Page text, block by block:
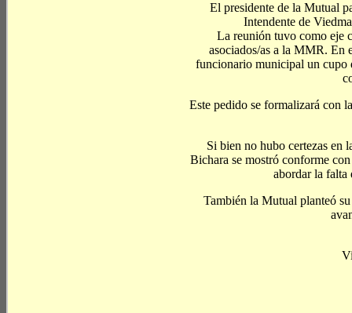
El presidente de la Mutual
Intendente de
La reunión tuvo como eje
asociados/as a la MMR. En
funcionario municipal un cupo
Este pedido se formalizará con
Si bien no hubo certezas en
Bichara se mostró conforme
abordar la
También la Mutual planteó